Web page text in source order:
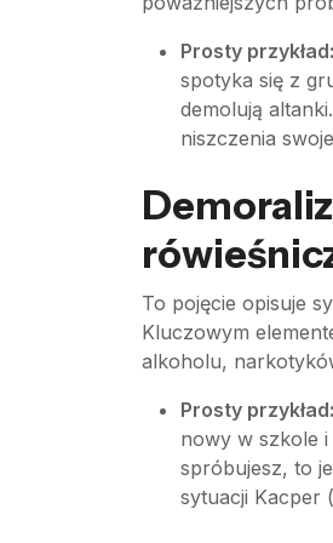
Prosty przykład:
spotyka się z
demolują
niszczenia
To pojęcie opisuje
Kluczowym
alkoholu,
Prosty przykład:
nowy w szkole
spróbujesz, to
sytuacji Kacper